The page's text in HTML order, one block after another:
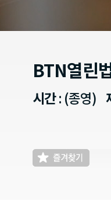
BTN열린
시간: (종영)